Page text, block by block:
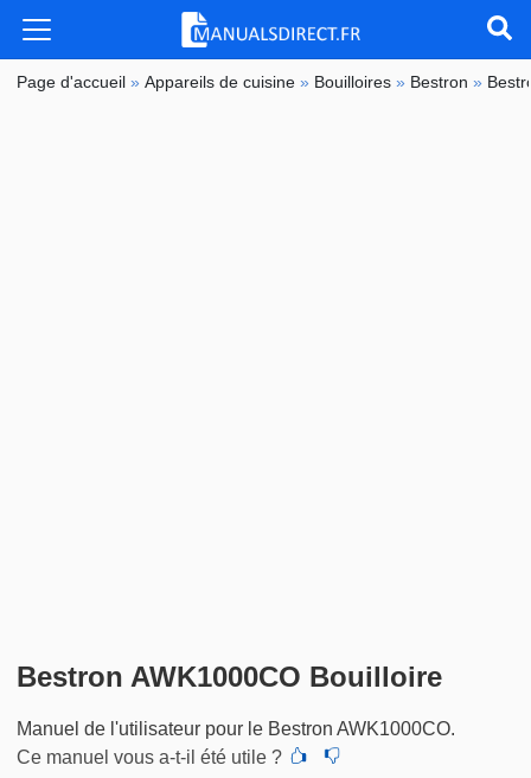
Page d'accueil »Appareils de cuisine » Bouilloires » Bestron »
Bestron AWK1000CO Bouilloire
Manuel de l'utilisateur pour le Bestron AWK1000CO.
Ce manuel vous a-t-il été utile ?